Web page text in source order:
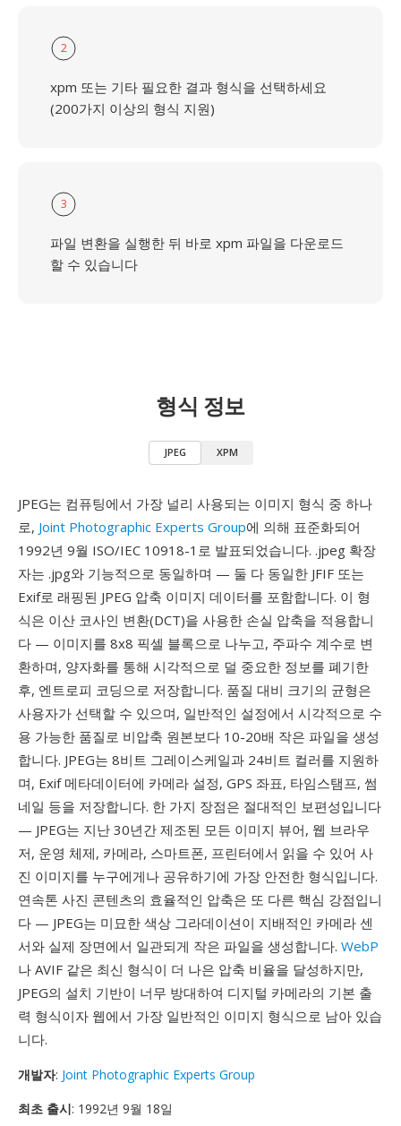
2
xpm 또는 기타 필요한 결과 형식을 선택하세요
(200가지 이상의 형식 지원)
3
파일 변환을 실행한 뒤 바로 xpm 파일을 다운로드
할 수 있습니다
형식 정보
JPEG XPM
JPEG는 컴퓨팅에서 가장 널리 사용되는 이미지 형식 중 하나
로, Joint Photographic Experts Group에 의해 표준화되어
1992년 9월 ISO/IEC 10918-1로 발표되었습니다. .jpeg 확장
자는 .jpg와 기능적으로 동일하며 — 둘 다 동일한 JFIF 또는
Exif로 래핑된 JPEG 압축 이미지 데이터를 포함합니다. 이 형
식은 이산 코사인 변환(DCT)을 사용한 손실 압축을 적용합니
다 — 이미지를 8x8 픽셀 블록으로 나누고, 주파수 계수로 변
환하며, 양자화를 통해 시각적으로 덜 중요한 정보를 폐기한
후, 엔트로피 코딩으로 저장합니다. 품질 대비 크기의 균형은
사용자가 선택할 수 있으며, 일반적인 설정에서 시각적으로 수
용 가능한 품질로 비압축 원본보다 10-20배 작은 파일을 생성
합니다. JPEG는 8비트 그레이스케일과 24비트 컬러를 지원하
며, Exif 메타데이터에 카메라 설정, GPS 좌표, 타임스탬프, 썸
네일 등을 저장합니다. 한 가지 장점은 절대적인 보편성입니다
— JPEG는 지난 30년간 제조된 모든 이미지 뷰어, 웹 브라우
저, 운영 체제, 카메라, 스마트폰, 프린터에서 읽을 수 있어 사
진 이미지를 누구에게나 공유하기에 가장 안전한 형식입니다.
연속톤 사진 콘텐츠의 효율적인 압축은 또 다른 핵심 강점입니
다 — JPEG는 미묘한 색상 그라데이션이 지배적인 카메라 센
서와 실제 장면에서 일관되게 작은 파일을 생성합니다. WebP
나 AVIF 같은 최신 형식이 더 나은 압축 비율을 달성하지만,
JPEG의 설치 기반이 너무 방대하여 디지털 카메라의 기본 출
력 형식이자 웹에서 가장 일반적인 이미지 형식으로 남아 있습
니다.
개발자: Joint Photographic Experts Group
최초 출시: 1992년 9월 18일